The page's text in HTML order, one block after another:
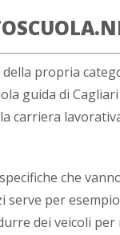
propria
guida di
carriera
che
serve per
dei veicoli